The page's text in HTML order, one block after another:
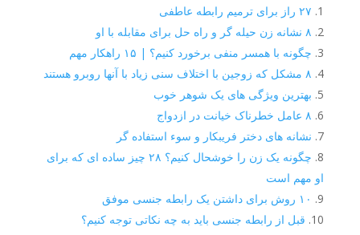
۲۷ راز برای ترمیم رابطه عاطفی
۸ نشانه زن حیله گر و راه حل برای مقابله با او
چگونه با همسر منفی برخورد کنیم؟ | ۱۵ راهکار مهم
۸ مشکل که زوجین با اختلاف سنی زیاد با آنها روبرو هستند
بهترین ویژگی های یک شوهر خوب
۸ عامل خطرناک خیانت در ازدواج
نشانه های دختر فریبکار و سوء استفاده گر
چگونه یک زن را خوشحال کنیم؟ ۲۸ چیز ساده ای که برای
او مهم است
۱۰ روش برای داشتن یک رابطه جنسی موفق
قبل از رابطه جنسی باید به چه نکاتی توجه کنیم؟